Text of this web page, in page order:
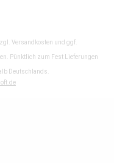
Versandkosten und ggf.
Pünktlich zum Fest Lieferungen
Deutschlands.